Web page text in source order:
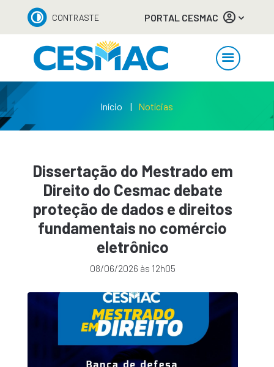
CONTRASTE PORTAL CESMAC
Início Notícias
Dissertação do Mestrado em
Direito do Cesmac debate
proteção de dados e direitos
fundamentais no comércio
eletrônico
08/06/2026 às 12h05